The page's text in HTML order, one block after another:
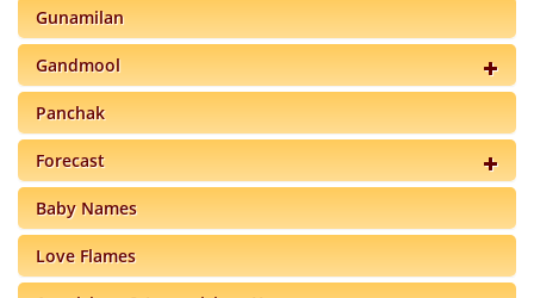
Gunamilan
Gandmool
Panchak
Forecast
Baby Names
Love Flames
2- ग्रहण समाप्त होने के बाद स्नान कर
3- ग्रहण के समय अन्न और दाल का दान का
4- ग्रहण समाप्ति के बाद गाय को हरा चारा,